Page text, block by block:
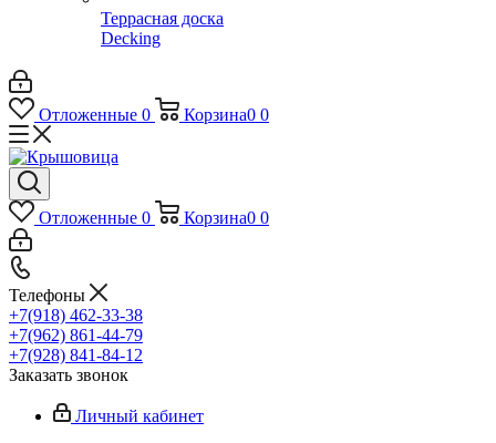
Террасная доска
Decking
Отложенные 0 Корзина0 0
Отложенные 0 Корзина0 0
Телефоны
+7(918) 462-33-38
+7(962) 861-44-79
+7(928) 841-84-12
Заказать звонок
Личный кабинет